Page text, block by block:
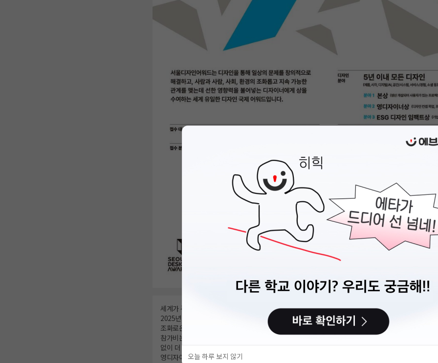
세계가 주목하는 서울디자인어워드 2026
2025년 74개국에서 941개 작품이 출품되며 글로벌 디자인 어워드로 자리매김한 <서울디자인어워드>
조화로운 관계를 지향하는 지속가능한 일상을 위한 디자인’을 주제로 2026년 접수 공모가 시작되었습
참가비는 무료이며, 제품디자인, 서비스디자인, UX/UI, 공간디자인, AI 기반 디자인, 사회문제 해결 프
없이 더 나은 일상을 만드는 디자인이라면 누구나 도전할 수 있습니다.
영디자이너상은 완성된 제품 없이도 콘셉트·목업·프로토타입으로 지원 가능합니다!
오늘 하루 보지 않기